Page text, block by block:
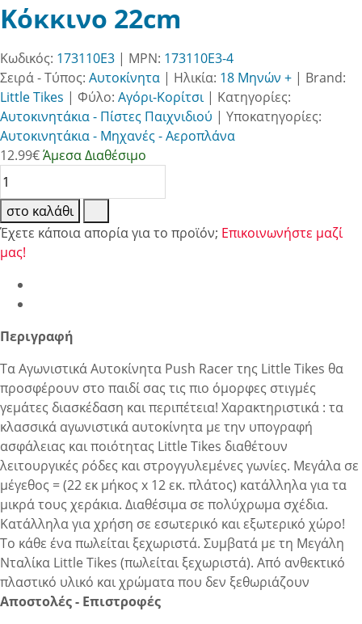
Κόκκινο 22cm
Κωδικός: 173110E3 | MPN: 173110E3-4
Σειρά - Τύπος: Αυτοκίνητα | Ηλικία: 18 Μηνών + | Brand:
Little Tikes | Φύλο: Αγόρι-Κορίτσι| Κατηγορίες:
Αυτοκινητάκια - Πίστες Παιχνιδιού | Υποκατηγορίες:
Αυτοκινητάκια - Μηχανές - Αεροπλάνα
12.99€Άμεσα Διαθέσιμο
στο καλάθι
Έχετε κάποια απορία για το προϊόν; Επικοινωνήστε μαζί
μας!
Περιγραφή
Τα Αγωνιστικά Αυτοκίνητα Push Racer της Little Tikes θα
προσφέρουν στο παιδί σας τις πιο όμορφες στιγμές
γεμάτες διασκέδαση και περιπέτεια! Χαρακτηριστικά : τα
κλασσικά αγωνιστικά αυτοκίνητα με την υπογραφή
ασφάλειας και ποιότητας Little Tikes διαθέτουν
λειτουργικές ρόδες και στρογγυλεμένες γωνίες. Μεγάλα σε
μέγεθος = (22 εκ μήκος x 12 εκ. πλάτος) κατάλληλα για τα
μικρά τους χεράκια. Διαθέσιμα σε πολύχρωμα σχέδια.
Κατάλληλα για χρήση σε εσωτερικό και εξωτερικό χώρο!
Το κάθε ένα πωλείται ξεχωριστά. Συμβατά με τη Μεγάλη
Νταλίκα Little Tikes (πωλείται ξεχωριστά). Από ανθεκτικό
πλαστικό υλικό και χρώματα που δεν ξεθωριάζουν
Αποστολές - Επιστροφές